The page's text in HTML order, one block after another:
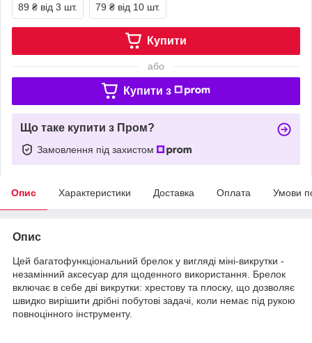
89 ₴ від 3 шт. 79 ₴ від 10 шт.
Купити
або
Купити з
Що таке купити з Пром?
Замовлення під захистом
Опис Характеристики Доставка Оплата Умови
Опис
Цей багатофункціональний брелок у вигляді міні-викрутки -
незамінний аксесуар для щоденного використання. Брелок
включає в себе дві викрутки: хрестову та плоску, що дозволяє
швидко вирішити дрібні побутові задачі, коли немає під рукою
повноцінного інструменту.